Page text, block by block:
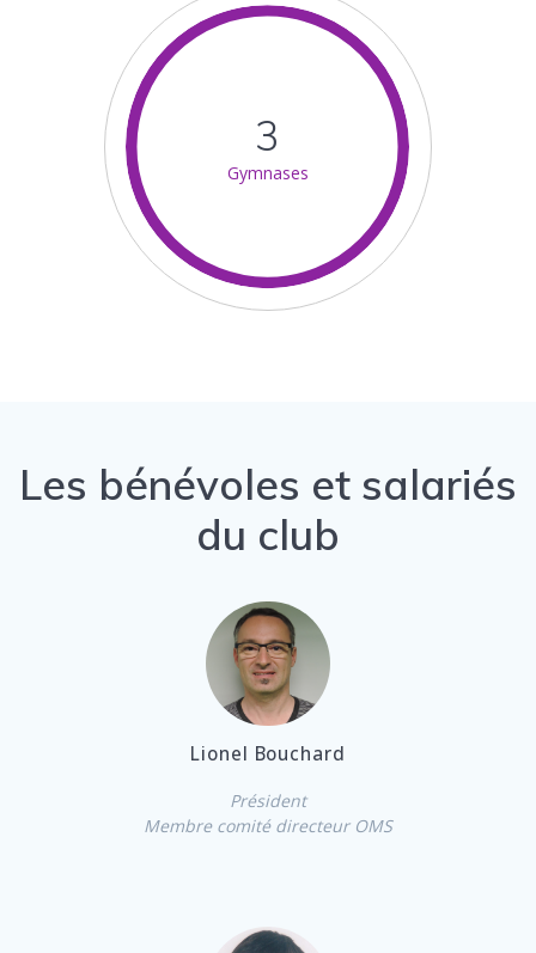
3
Gymnases
Les bénévoles et salariés
du club
Lionel Bouchard
Président
Membre comité directeur OMS